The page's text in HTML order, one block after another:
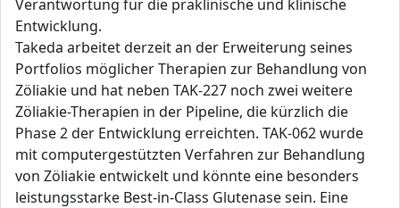
Verantwortung für die präklinische und klinische
Entwicklung.
Takeda arbeitet derzeit an der Erweiterung seines
Portfolios möglicher Therapien zur Behandlung von
Zöliakie und hat neben TAK-227 noch zwei weitere
Zöliakie-Therapien in der Pipeline, die kürzlich die
Phase 2 der Entwicklung erreichten. TAK-062 wurde
mit computergestützten Verfahren zur Behandlung
von Zöliakie entwickelt und könnte eine besonders
leistungsstarke Best-in-Class Glutenase sein. Eine